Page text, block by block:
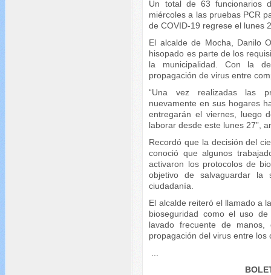
Un total de 63 funcionarios
miércoles a las pruebas PCR
de COVID-19 regrese el lunes
El alcalde de Mocha, Danilo
hisopado es parte de los
la municipalidad. Con la
propagación de virus entre
“Una vez realizadas las
nuevamente en sus hogares
entregarán el viernes, luego
laborar desde este lunes 27”,
Recordó que la decisión del
conoció que algunos
activaron los protocolos de
objetivo de salvaguardar
ciudadanía.
El alcalde reiteró el llamado a
bioseguridad como el uso
lavado frecuente de
propagación del virus entre los